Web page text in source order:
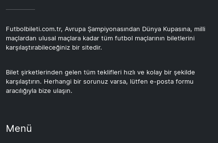
Futbolbileti.com.tr, Avrupa Şampiyonasından Dünya Kupasına, milli
maçlardan ulusal maçlara kadar tüm futbol maçlarının biletlerini
karşılaştırabileceğiniz bir sitedir.
Bilet şirketlerinden gelen tüm teklifleri hızlı ve kolay bir şekilde
karşılaştırın. Herhangi bir sorunuz varsa, lütfen e-posta formu
aracılığıyla bize ulaşın.
Menü